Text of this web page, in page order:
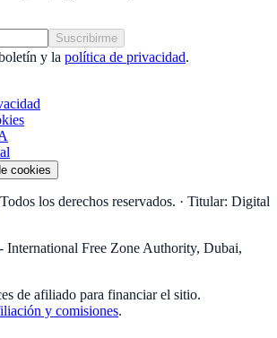
Suscribirme
y la política de privacidad.
cookies
los derechos reservados. · Titular: Digital
International Free Zone Authority, Dubai,
de afiliado para financiar el sitio.
y comisiones.